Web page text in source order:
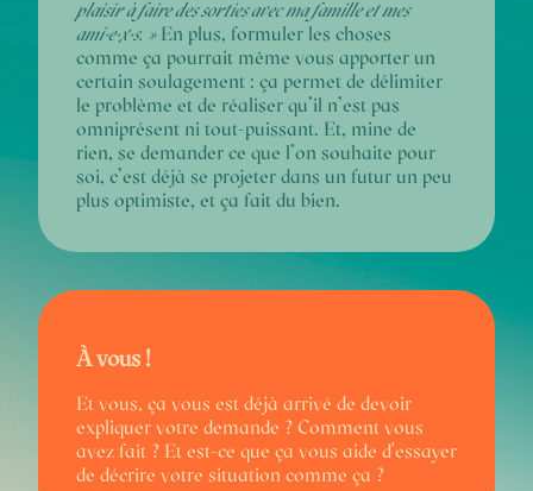
plaisir à faire des sorties avec ma famille et mes
ami·e·x·s. » En plus, formuler les choses
comme ça pourrait même vous apporter un
certain soulagement : ça permet de délimiter
le problème et de réaliser qu’il n’est pas
omniprésent ni tout-puissant. Et, mine de
rien, se demander ce que l’on souhaite pour
soi, c’est déjà se projeter dans un futur un peu
plus optimiste, et ça fait du bien.
À vous !
Et vous, ça vous est déjà arrivé de devoir
expliquer votre demande ? Comment vous
avez fait ? Et est-ce que ça vous aide d'essayer
de décrire votre situation comme ça ?